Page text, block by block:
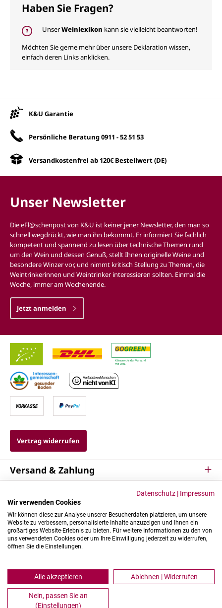
Haben Sie Fragen?
UnserWeinlexikon kann sie vielleicht beantworten!
Möchten Sie gerne mehr über unsere Deklaration wissen,
einfach deren Links anklicken.
K&U Garantie
Persönliche Beratung0911 - 52 51 53
Versandkostenfrei ab 120€ Bestellwert (DE)
Unser Newsletter
Die eFl@schenpost von K&U ist keiner jener Newsletter, den man so
schnell wegdrückt, wie man ihn bekommt. Er informiert Sie fachlich
kompetent und spannend zu lesen über technische Themen rund
um den Wein und dessen Genuß, stellt Ihnen originelle Weine und
besondere Winzer vor, und nimmt kritisch Stellung zu Themen, die
Weintrinkerinnen und Weintrinker interessieren sollten. Einmal die
Woche, immer am Wochenende.
Jetzt anmelden
Vertrag widerrufen
Versand & Zahlung
Kontakt & Mehr
* Alle Preise inkl. gesetzl. Mehrwertsteuer zzgl.
Datenschutz | Impressum
Wir verwenden Cookies
Wir können diese zur Analyse unserer Besucherdaten platzieren, um unsere
Website zu verbessern, personalisierte Inhalte anzuzeigen und Ihnen ein
großartiges Website-Erlebnis zu bieten. Für weitere Informationen zu den von
uns verwendeten Cookies oder um Ihre Einwilligung jederzeit zu widerrufen,
öffnen Sie die Einstellungen.
Alle akzeptieren Ablehnen | Widerrufen
Nein, passen Sie an
(Einstellungen)